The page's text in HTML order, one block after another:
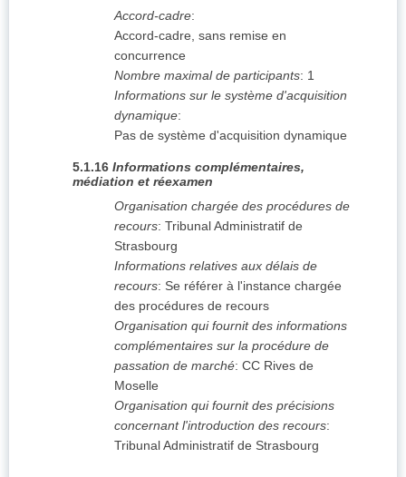
Accord-cadre:
Accord-cadre, sans remise en
concurrence
Nombre maximal de participants: 1
Informations sur le système d'acquisition
dynamique:
Pas de système d'acquisition dynamique
5.1.16 Informations complémentaires,
médiation et réexamen
Organisation chargée des procédures de
recours: Tribunal Administratif de
Strasbourg
Informations relatives aux délais de
recours: Se référer à l'instance chargée
des procédures de recours
Organisation qui fournit des informations
complémentaires sur la procédure de
passation de marché: CC Rives de
Moselle
Organisation qui fournit des précisions
concernant l'introduction des recours:
Tribunal Administratif de Strasbourg